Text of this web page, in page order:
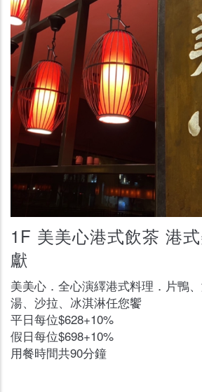
1F 美美心港式飲茶 港
獻
美美心．全心演繹港式料理．片鴨
湯、沙拉、冰淇淋任您饗
平日每位$628+10%
假日每位$698+10%
用餐時間共90分鐘